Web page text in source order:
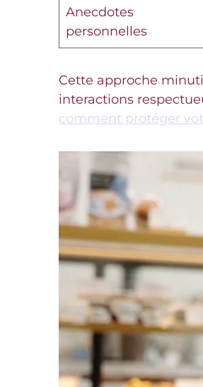
Anecdotes
personnelles
Cette approche
interactions
comment protéger